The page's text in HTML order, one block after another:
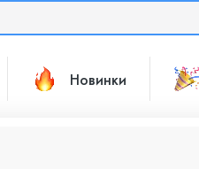
Новинки